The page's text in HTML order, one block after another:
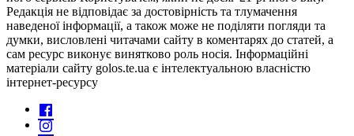
Редакція не відповідає за достовірність та тлумачення
наведеної інформації, а також може не поділяти погляди та
думки, висловлені читачами сайту в коментарях до статей, а
сам ресурс виконує винятково роль носія. Інформаційні
матеріали сайту golos.te.ua є інтелектуальною власністю
інтернет-ресурсу